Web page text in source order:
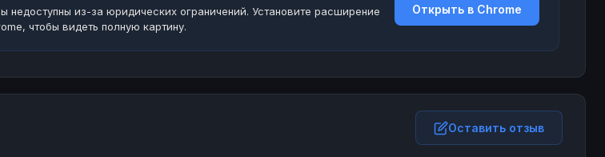
недоступны из-за юридических ограничений. Установите расширение
чтобы видеть полную картину.
Открыть в Chrome
Оставить отзыв